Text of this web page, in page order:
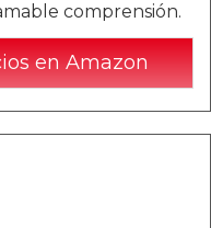
comprensión.
en Amazon